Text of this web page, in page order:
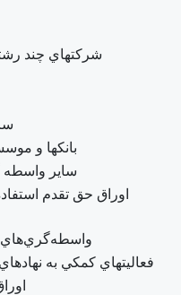
شرکتهاي چند
بانكها و
ساير واسطه
اوراق حق تقدم
واسطه‌گري‌هاي
فعاليتهاي كمكي به